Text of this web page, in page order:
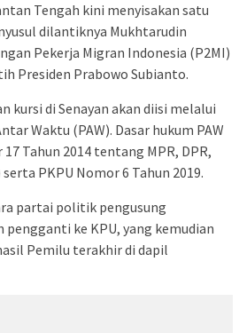
Tengah kini menyisakan satu
dilantiknya Mukhtarudin
Pekerja Migran Indonesia (P2MI)
Presiden Prabowo Subianto.
kursi di Senayan akan diisi melalui
Waktu (PAW). Dasar hukum PAW
Tahun 2014 tentang MPR, DPR,
serta PKPU Nomor 6 Tahun 2019.
partai politik pengusung
ke KPU, yang kemudian
Pemilu terakhir di dapil